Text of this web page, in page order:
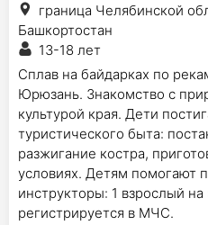
граница Челябинской
Башкортостан
13-18 лет
Сплав на байдарках по
Юрюзань. Знакомство с
культурой края. Дети
туристического быта:
разжигание костра,
условиях. Детям помогают
инструкторы: 1 взрослый
регистрируется в МЧС.